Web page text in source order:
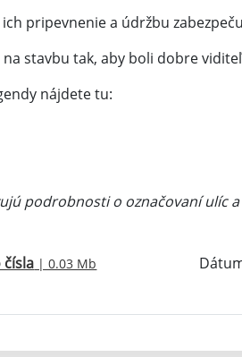
pripevnenie a údržbu
stavbu tak, aby boli dobre
nájdete tu:
podrobnosti o označovaní ulíc
čísla | 0.03 Mb